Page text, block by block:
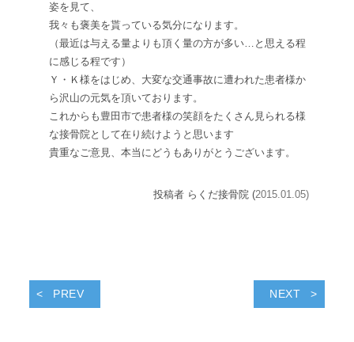
姿を見て、
我々も褒美を貰っている気分になります。
（最近は与える量よりも頂く量の方が多い…と思える程
に感じる程です）
Ｙ・Ｋ様をはじめ、大変な交通事故に遭われた患者様か
ら沢山の元気を頂いております。
これからも豊田市で患者様の笑顔をたくさん見られる様
な接骨院として在り続けようと思います
貴重なご意見、本当にどうもありがとうございます。
投稿者 らくだ接骨院 (2015.01.05)
PREV NEXT